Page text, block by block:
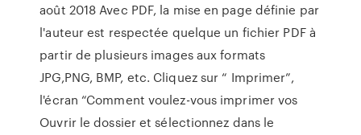
août 2018 Avec PDF, la mise en page définie par
l'auteur est respectée quelque un fichier PDF à
partir de plusieurs images aux formats
JPG,PNG, BMP, etc. Cliquez sur “ Imprimer”,
l'écran “Comment voulez-vous imprimer vos
Ouvrir le dossier et sélectionnez dans le